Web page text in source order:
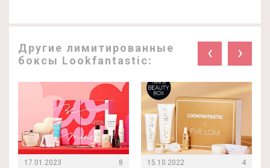
Другие лимитированные
боксы Lookfantastic:
‹ ›
17.01.2023 8 15.10.2022 4